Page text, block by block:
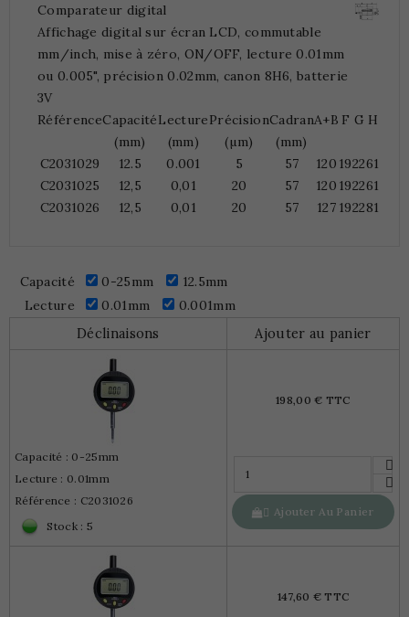
Comparateur digital
Affichage digital sur écran LCD, commutable
mm/inch, mise à zéro, ON/OFF, lecture 0.01mm
ou 0.005", précision 0.02mm, canon 8H6, batterie
3V
RéférenceCapacité
(mm)
Lecture
(mm)
Précision
(µm)
Cadran
(mm)
A+B F G H
C2031029 12.5 0.001 5 57 120 192261
C2031025
12,5 0,01 20 57 120 192261
C2031026
12,5 0,01 20 57 127 192281
Capacité 0-25mm
12.5mm
Lecture
0.01mm
0.001mm
Déclinaisons
Ajouter au panier
Capacité : 0-25mm
Lecture : 0.01mm
Référence : C2031026
Stock : 5
198,00 € TTC
 Ajouter Au Panier
147,60 € TTC